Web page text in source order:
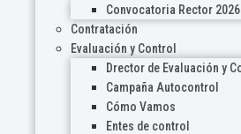
Convocatoria Rector
Contratación
Evaluación y Control
Drector de Evaluación y
Campaña Autocontrol
Cómo Vamos
Entes de control